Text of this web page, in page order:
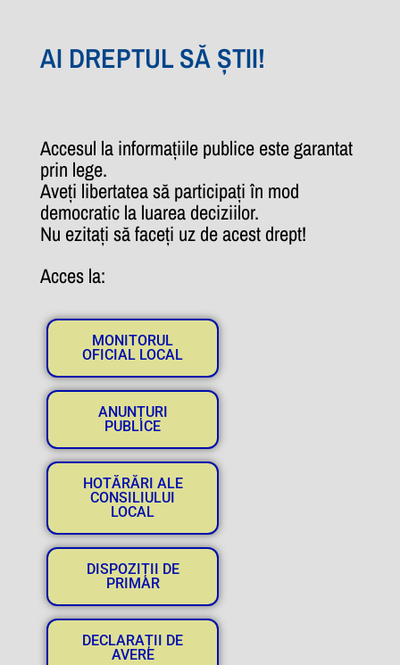
AI DREPTUL SĂ ȘTII!
Accesul la informațiile publice este garantat
prin lege.
Aveți libertatea să participați în mod
democratic la luarea deciziilor.
Nu ezitați să faceți uz de acest drept!
Acces la:
MONITORUL
OFICIAL LOCAL
ANUNȚURI
PUBLICE
HOTĂRĂRI ALE
CONSILIULUI
LOCAL
DISPOZIȚII DE
PRIMAR
DECLARAȚII DE
AVERE